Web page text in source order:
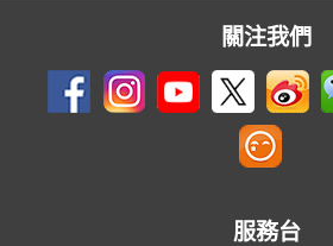
關注我們
服務台